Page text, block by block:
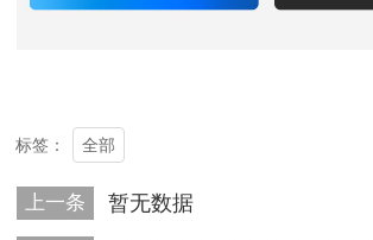
标签： 全部
上一条 暂无数据